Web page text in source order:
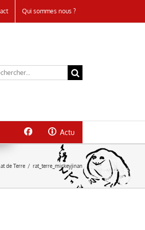
Qui sommes nous ?
Actu
de Terre / rat_terre_mickeyjinan